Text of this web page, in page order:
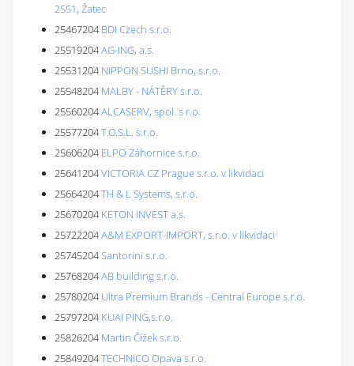
2551, Žatec
25467204 BDI Czech s.r.o.
25519204AG-ING, a.s.
25531204 NIPPON SUSHI Brno, s.r.o.
25548204 MALBY - NÁTĚRY s.r.o.
25560204ALCASERV, spol. s r.o.
25577204T.O.S.L. s.r.o.
25606204 ELPO Záhornice s.r.o.
25641204VICTORIA CZ Prague s.r.o. v likvidaci
25664204TH & L Systems, s.r.o.
25670204 KETON INVEST a.s.
25722204A&M EXPORT-IMPORT, s.r.o. v likvidaci
25745204Santorini s.r.o.
25768204AB building s.r.o.
25780204 Ultra Premium Brands - Central Europe s.r.o.
25797204 KUAI PING,s.r.o.
25826204 Martin Čížek s.r.o.
25849204TECHNICO Opava s.r.o.